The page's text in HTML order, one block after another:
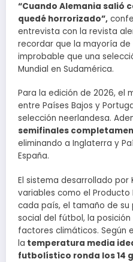
“Cuando Alemania salió
quedé horrorizado”,
entrevista con la revista
recordar que la mayoría
improbable que una
Mundial en Sudamérica.
Para la edición de 2026, el
entre Países Bajos y
selección neerlandesa.
semifinales
eliminando a Inglaterra y
España.
El sistema desarrollado
variables como el
cada país, el tamaño de
social del fútbol, la
factores climáticos. Según
la temperatura media
futbolístico ronda los 14